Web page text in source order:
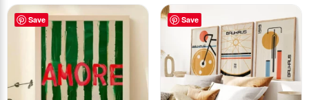
Save Save